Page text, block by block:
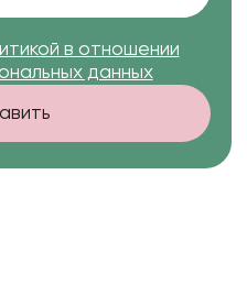
в отношении
данных